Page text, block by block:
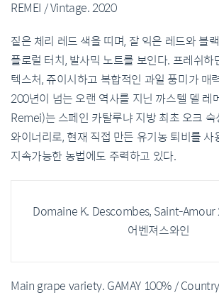
REMEI / Vintage. 2020
짙은 체리 레드 색을 띠며, 잘 익은 레드와 블
플로럴 터치, 발사믹 노트를 보인다. 프레쉬하
텍스처, 쥬이시하고 복합적인 과일 풍미가 매
200년이 넘는 오랜 역사를 지닌 까스텔 델 레
Remei)는 스페인 카탈루냐 지방 최초 오크 숙
와이너리로, 현재 직접 만든 유기농 퇴비를 사
지속가능한 농법에도 주력하고 있다.
Domaine K. Descombes, Saint-Amour
어벤져스와인
Main grape variety. GAMAY 100% /